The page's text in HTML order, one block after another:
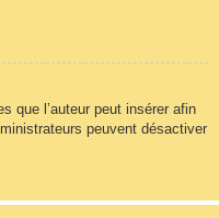
que l’auteur peut insérer afin
peuvent désactiver